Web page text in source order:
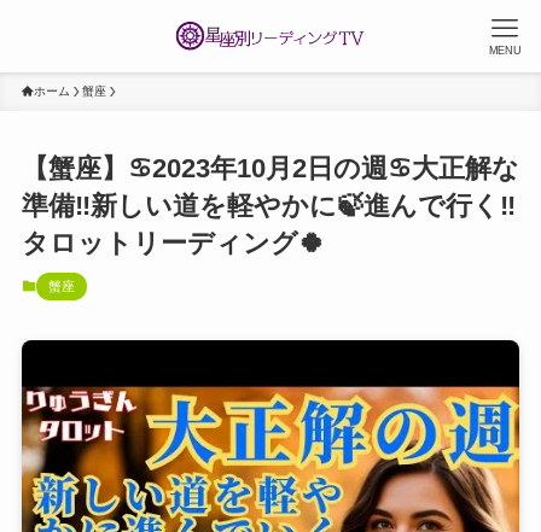
MENU
ホーム 蟹座
【蟹座】♋️2023年10月2日の週♋️大正解な
準備‼️新しい道を軽やかに🍃進んで行く‼️
タロットリーディング🍀
蟹座